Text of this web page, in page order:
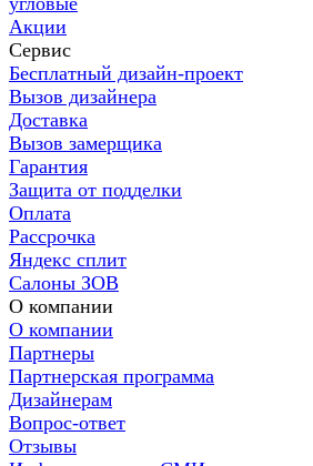
Акции
Сервис
Бесплатный дизайн-проект
Вызов дизайнера
Доставка
Вызов замерщика
Гарантия
Защита от подделки
Оплата
Рассрочка
Яндекс сплит
Салоны ЗОВ
О компании
О компании
Партнеры
Партнерская программа
Дизайнерам
Вопрос-ответ
Отзывы